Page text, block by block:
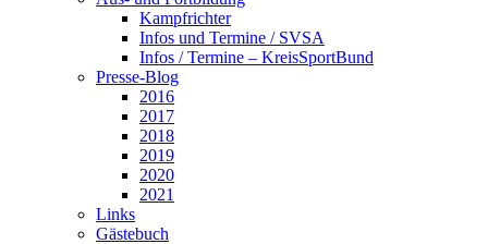
Kampfrichter
Infos und Termine / SVSA
Infos / Termine – KreisSportBund
Presse-Blog
2016
2017
2018
2019
2020
2021
Links
Gästebuch